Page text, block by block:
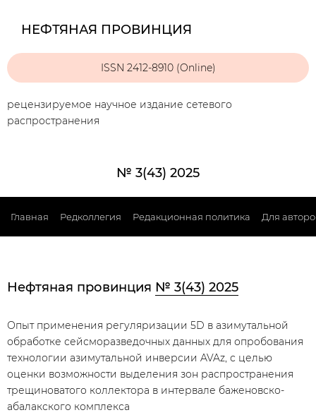
НЕФТЯНАЯ ПРОВИНЦИЯ
ISSN 2412-8910 (Online)
рецензируемое научное издание сетевого
распространения
№ 3(43) 2025
Главная Редколлегия Редакционная политика Для
Нефтяная провинция № 3(43) 2025
Опыт применения регуляризации 5D в азимутальной
обработке сейсморазведочных данных для опробования
технологии азимутальной инверсии AVAz, с целью
оценки возможности выделения зон распространения
трещиноватого коллектора в интервале баженовско-
абалакского комплекса